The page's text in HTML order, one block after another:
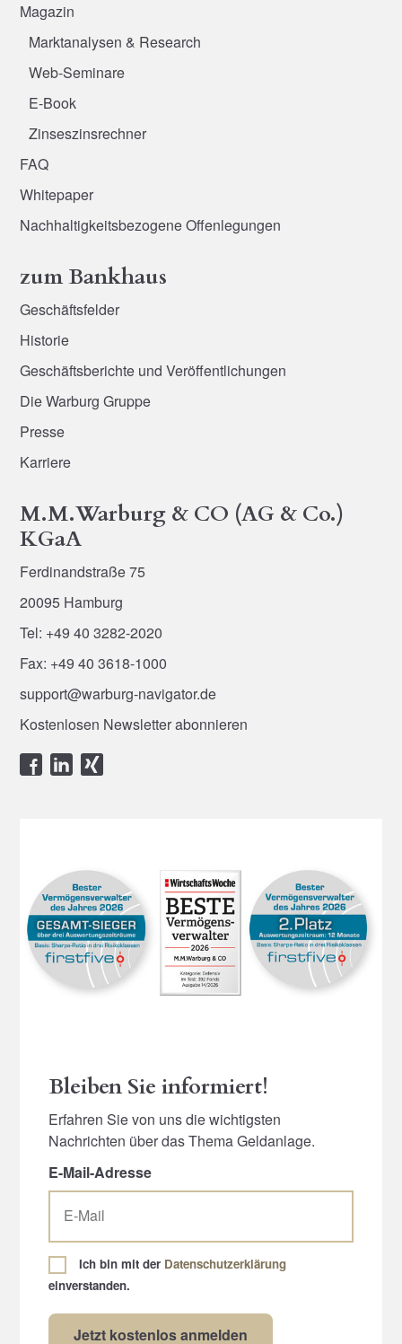
Magazin
Marktanalysen & Research
Web-Seminare
E-Book
Zinseszinsrechner
FAQ
Whitepaper
Nachhaltigkeitsbezogene Offenlegungen
zum Bankhaus
Geschäftsfelder
Historie
Geschäftsberichte und Veröffentlichungen
Die Warburg Gruppe
Presse
Karriere
M.M.Warburg & CO (AG & Co.)
KGaA
Ferdinandstraße 75
20095 Hamburg
Tel: +49 40 3282-2020
Fax: +49 40 3618-1000
support@warburg-navigator.de
Kostenlosen Newsletter abonnieren
Bleiben Sie informiert!
Erfahren Sie von uns die wichtigsten
Nachrichten über das Thema Geldanlage.
E-Mail-Adresse
Ich bin mit der Datenschutzerklärung
einverstanden.